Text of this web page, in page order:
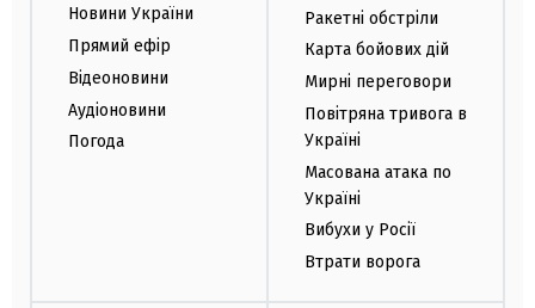
Новини України
Прямий ефір
Відеоновини
Аудіоновини
Погода
Ракетні обстріли
Карта бойових дій
Мирні переговори
Повітряна тривога в
Україні
Масована атака по
Україні
Вибухи у Росії
Втрати ворога